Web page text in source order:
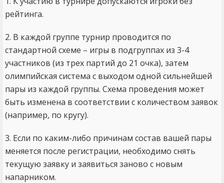
рейтинга.
2. В каждой группе турнир проводится по
стандартной схеме – игры в подгруппах из 3-4
участников (из трех партий до 21 очка), затем
олимпийская система с выходом одной сильнейшей
пары из каждой группы. Схема проведения может
быть изменена в соответствии с количеством заявок
(например, по кругу).
3. Если по каким-либо причинам состав вашей пары
меняется после регистрации, необходимо снять
текущую заявку и заявиться заново с новым
напарником.